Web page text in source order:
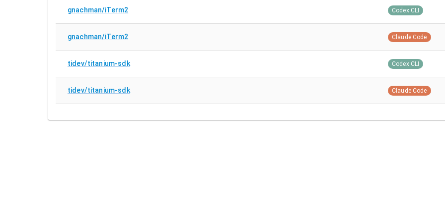
gnachman/iTerm2 Codex CLI
gnachman/iTerm2 Claude Code
tidev/titanium-sdk Codex CLI
tidev/titanium-sdk Claude Code